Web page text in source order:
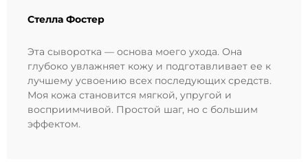
Стелла Фостер
Эта сыворотка — основа моего ухода. Она
глубоко увлажняет кожу и подготавливает ее к
лучшему усвоению всех последующих средств.
Моя кожа становится мягкой, упругой и
восприимчивой. Простой шаг, но с большим
эффектом.